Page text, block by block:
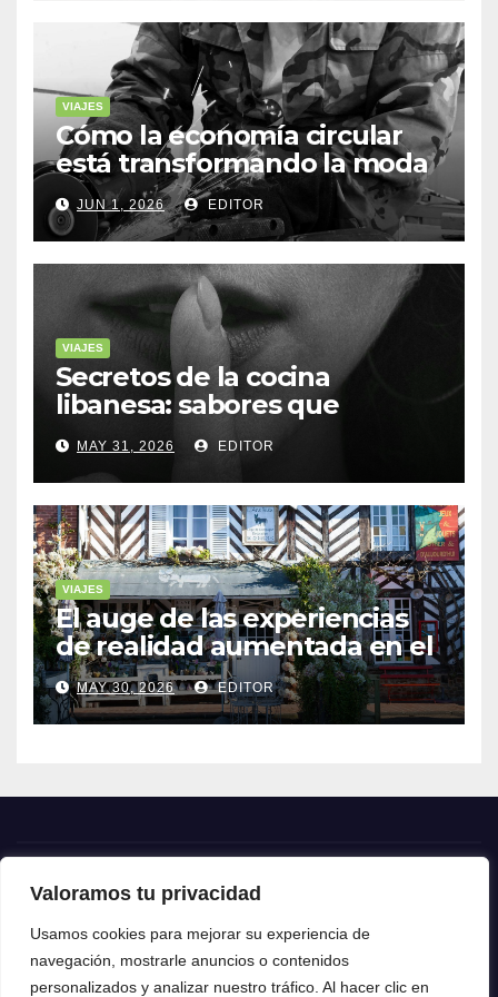
Valoramos tu privacidad
Usamos cookies para mejorar su experiencia de
navegación, mostrarle anuncios o contenidos
personalizados y analizar nuestro tráfico. Al hacer clic en
VIAJES
Cómo la economía circular
está transformando la moda
sostenible
JUN 1, 2026 EDITOR
VIAJES
Secretos de la cocina
libanesa: sabores que
cuentan historias
MAY 31, 2026 EDITOR
VIAJES
El auge de las experiencias
de realidad aumentada en el
turismo
MAY 30, 2026 EDITOR
Crónica24
Crónica 24